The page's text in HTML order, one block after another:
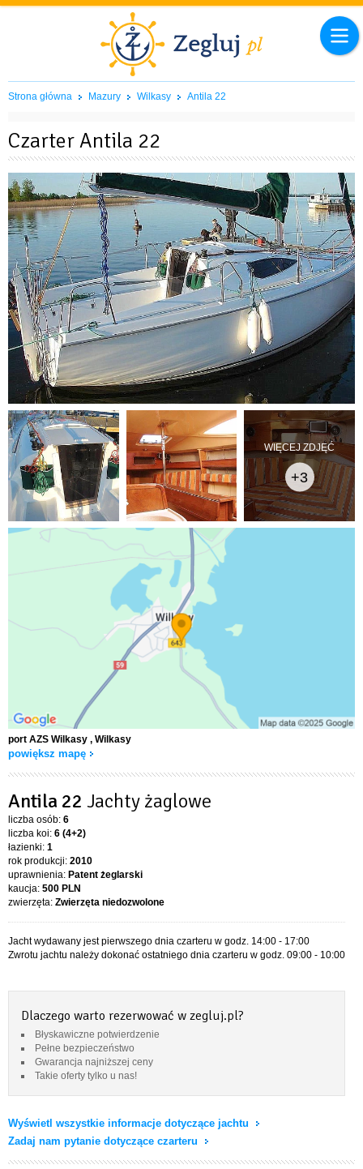
Strona główna Mazury Wilkasy Antila 22
Czarter Antila 22
WIĘCEJ ZDJĘĆ
+3
port AZS Wilkasy , Wilkasy
powiększ mapę
Antila 22 Jachty żaglowe
liczba osób: 6
liczba koi: 6 (4+2)
łazienki: 1
rok produkcji: 2010
uprawnienia: Patent żeglarski
kaucja: 500 PLN
zwierzęta: Zwierzęta niedozwolone
Jacht wydawany jest pierwszego dnia czarteru w godz. 14:00 - 17:00
Zwrotu jachtu należy dokonać ostatniego dnia czarteru w godz. 09:00 - 10:00
Dlaczego warto rezerwować w zegluj.pl?
Błyskawiczne potwierdzenie
Pełne bezpieczeństwo
Gwarancja najniższej ceny
Takie oferty tylko u nas!
Wyświetl wszystkie informacje dotyczące jachtu
Zadaj nam pytanie dotyczące czarteru